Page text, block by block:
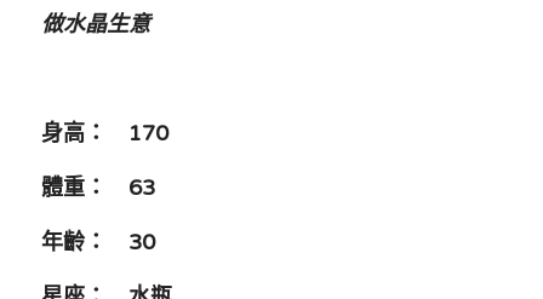
做水晶生意
身高：　170
體重：　63
年齡：　30